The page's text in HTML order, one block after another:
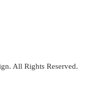
All Rights Reserved.